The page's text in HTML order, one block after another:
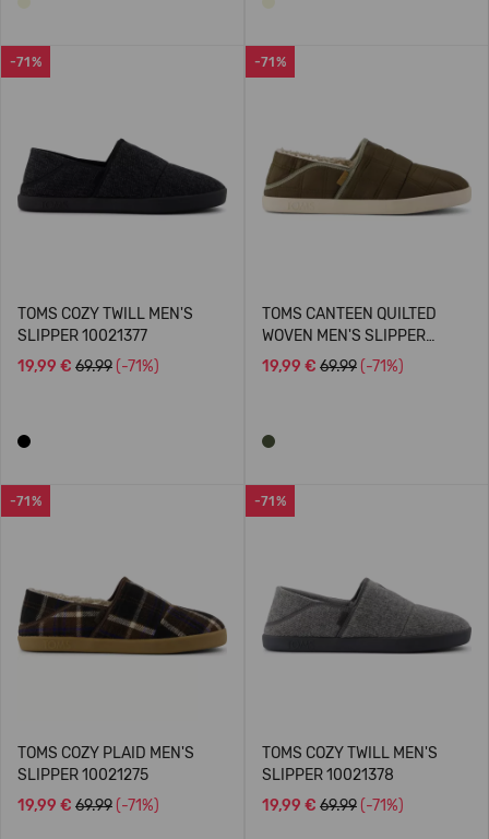
-71%
TOMS COZY TWILL MEN'S
SLIPPER 10021377
19,99 € 69.99 (-71%)
-71%
TOMS CANTEEN QUILTED
WOVEN MEN'S SLIPPER
10021372
19,99 € 69.99 (-71%)
-71%
TOMS COZY PLAID MEN'S
SLIPPER 10021275
19,99 € 69.99 (-71%)
-71%
TOMS COZY TWILL MEN'S
SLIPPER 10021378
19,99 € 69.99 (-71%)